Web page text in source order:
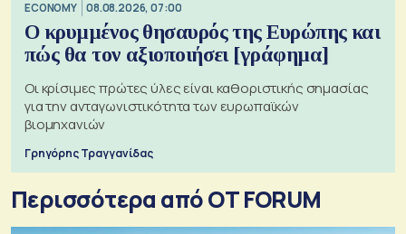
ECONOMY 08.08.2026, 07:00
Ο κρυμμένος θησαυρός της Ευρώπης και
πώς θα τον αξιοποιήσει [γράφημα]
Οι κρίσιμες πρώτες ύλες είναι καθοριστικής σημασίας
για την ανταγωνιστικότητα των ευρωπαϊκών
βιομηχανιών
Γρηγόρης Τραγγανίδας
Περισσότερα από OT FORUM